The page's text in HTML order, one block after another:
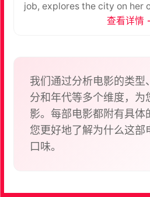
job, explores the city on her
Antony leaves
查看详情
我们通过分析电影的类型
分和年代等多个维度，为
影。每部电影都附有具体
您更好地了解为什么这部
口味。